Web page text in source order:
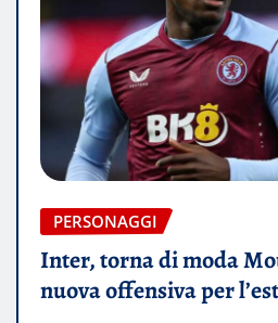
PERSONAGGI
Inter, torna di moda
nuova offensiva per